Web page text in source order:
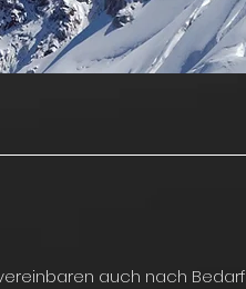
auch nach Bedarf